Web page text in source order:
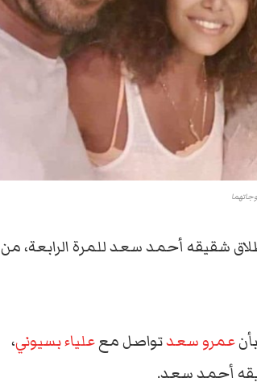
شقيقه أحمد سعد للمرة الرابعة، من
عمرو سعدتواصل مععلياء بسيوني،
أحمد سعد.